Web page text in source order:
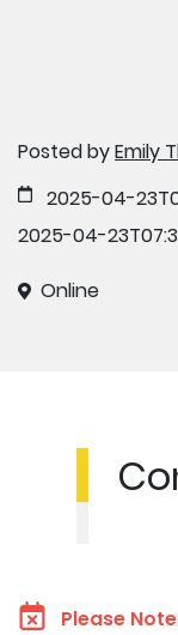
Posted byEmily
2025-04-
2025-04-
Online
Please